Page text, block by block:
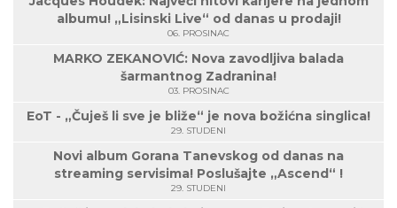
albumu! „Lisinski Live“ od danas u prodaji!
06. PROSINAC
MARKO ZEKANOVIĆ: Nova zavodljiva balada
šarmantnog Zadranina!
03. PROSINAC
EoT - „Čuješ li sve je bliže“ je nova božićna singlica!
29. STUDENI
Novi album Gorana Tanevskog od danas na
streaming servisima! Poslušajte „Ascend“ !
29. STUDENI